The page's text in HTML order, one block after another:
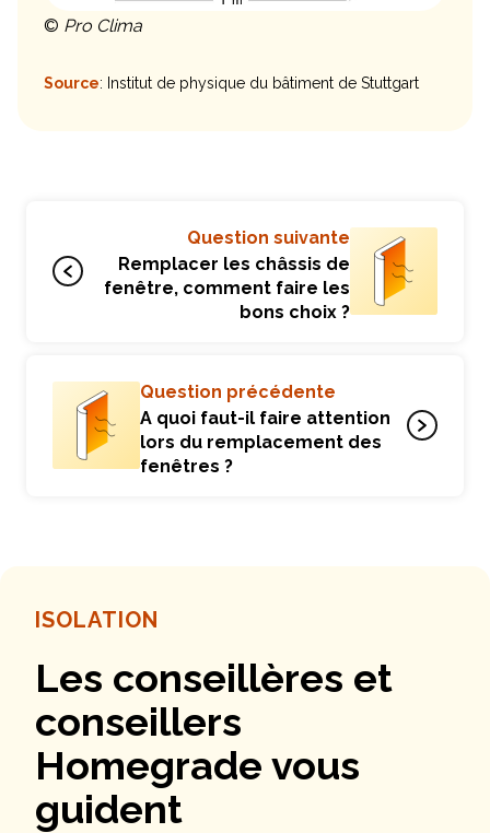
© Pro Clima
Source: Institut de physique du bâtiment de Stuttgart
Question suivante
Remplacer les châssis de
fenêtre, comment faire les
bons choix ?
Question précédente
A quoi faut-il faire attention
lors du remplacement des
fenêtres ?
ISOLATION
Les conseillères et
conseillers
Homegrade vous
guident